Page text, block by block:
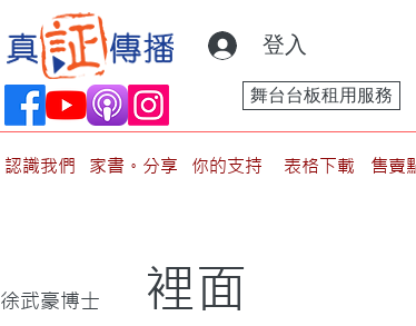
登入
舞台台板租用服務
認識我們 家書。分享 你的支持 表格下載 售賣
徐武豪博士 裡面